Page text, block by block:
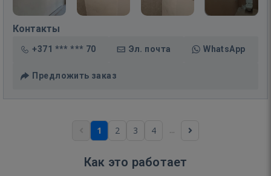
Контакты
+371 *** *** 70 Эл. почта WhatsApp
Предложить заказ
1 2 3 4 ...
Как это работает